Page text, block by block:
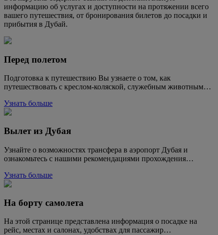
информацию об услугах и доступности на протяжении всего
вашего путешествия, от бронирования билетов до посадки и
прибытия в Дубай.
Перед полетом
Подготовка к путешествию Вы узнаете о том, как
путешествовать с креслом-коляской, служебным животным…
Узнать больше
Вылет из Дубая
Узнайте о возможностях трансфера в аэропорт Дубая и
ознакомьтесь с нашими рекомендациями прохождения…
Узнать больше
На борту самолета
На этой странице представлена информация о посадке на
рейс, местах и салонах, удобствах для пассажир…